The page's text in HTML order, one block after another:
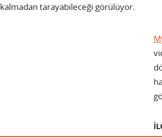
kalmadan tarayabileceği görülüyor.